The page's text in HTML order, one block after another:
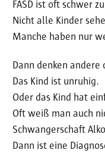
FASD ist oft schwer
Nicht alle Kinder
Manche haben nur
Dann denken andere
Das Kind ist unruhig.
Oder das Kind hat
Oft weiß man auch
Schwangerschaft
Dann ist eine